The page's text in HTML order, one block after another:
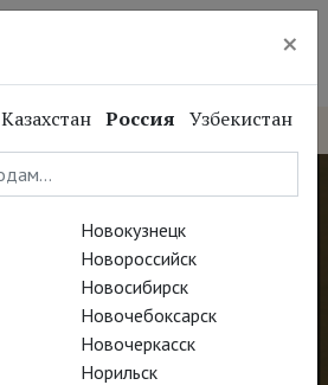
×
Казахстан Россия Узбекистан
Новокузнецк
Новороссийск
Новосибирск
Новочебоксарск
Новочеркасск
Норильск